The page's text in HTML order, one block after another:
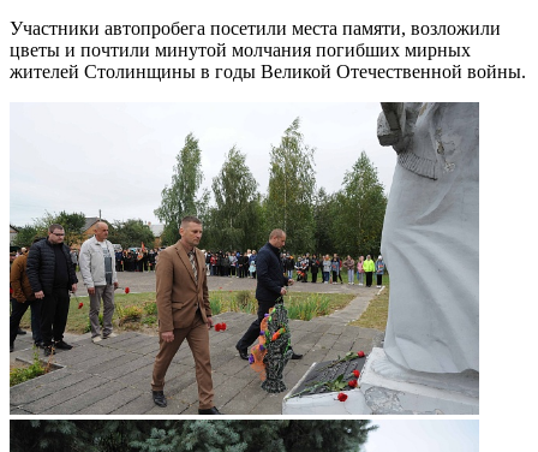
Участники автопробега посетили места памяти, возложили
цветы и почтили минутой молчания погибших мирных
жителей Столинщины в годы Великой Отечественной войны.